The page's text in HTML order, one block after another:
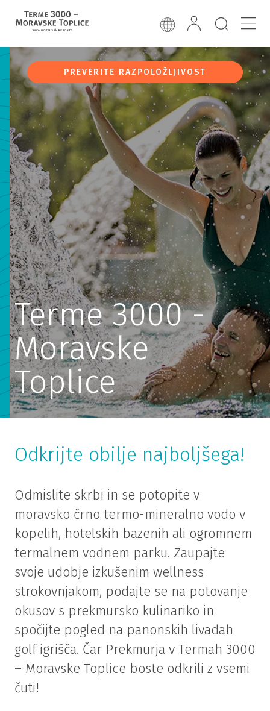
PREVERITE RAZPOLOŽLJIVOST
Terme 3000 -
Moravske
Toplice
Odkrijte obilje najboljšega!
Odmislite skrbi in se potopite v
moravsko črno termo-mineralno vodo v
kopelih, hotelskih bazenih ali ogromnem
termalnem vodnem parku. Zaupajte
svoje udobje izkušenim wellness
strokovnjakom, podajte se na potovanje
okusov s prekmursko kulinariko in
spočijte pogled na panonskih livadah
golf igrišča. Čar Prekmurja v Termah 3000
– Moravske Toplice boste odkrili z vsemi
čuti!